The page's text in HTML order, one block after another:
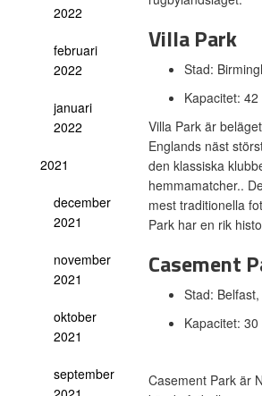
2022
februari
2022
januari
2022
2021
december
2021
november
2021
oktober
2021
september
Villa Park
Stad:
Kapacitet: 42
Villa Park är
Englands näst
den klassiska
hemmamatcher..
mest traditionella
Park har en rik
Casement
Stad:
Kapacitet: 30
Casement Park är